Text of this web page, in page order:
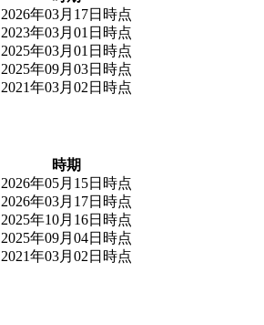
2026年03月17日時点
2023年03月01日時点
2025年03月01日時点
2025年09月03日時点
2021年03月02日時点
時期
2026年05月15日時点
2026年03月17日時点
2025年10月16日時点
2025年09月04日時点
2021年03月02日時点